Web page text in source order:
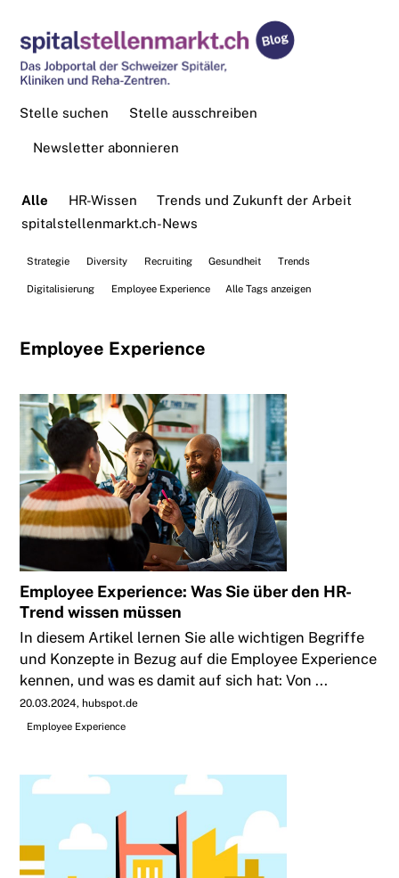
Stelle ausschreiben
Stelle suchen
Newsletter abonnieren
Alle HR-Wissen
Trends und Zukunft der Arbeit
spitalstellenmarkt.ch-News
Strategie Diversity Recruiting Gesundheit Trends
Digitalisierung Employee Experience Alle Tags anzeigen
Employee Experience
Employee Experience: Was Sie über den HR-
Trend wissen müssen
In diesem Artikel lernen Sie alle wichtigen Begriffe
und Konzepte in Bezug auf die Employee Experience
kennen, und was es damit auf sich hat: Von ...
20.03.2024 hubspot.de
Employee Experience